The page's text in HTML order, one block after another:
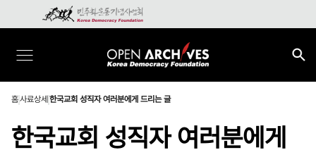
홈사료상세 한국교회 성직자 여러분에게 드리는 글
한국교회 성직자 여러분에게